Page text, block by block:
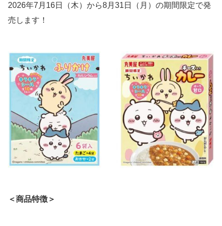
2026年7月16日（木）から8月31日（月）の期間限定で発
売します！
＜商品特徴＞